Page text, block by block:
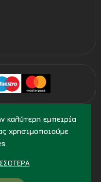
καλύτερη εμπειρία
χρησιμοποιούμε
το σήμα του κρίνου
δοκιμές στον Εθνικό
για πυρομαχικά με
τσοκ Crio Steel Shot,
εγγυώνται μέγιστη